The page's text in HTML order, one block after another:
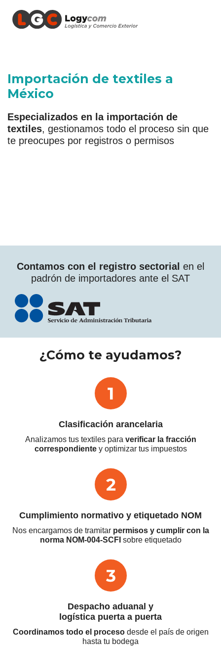
Importación de textiles a
México
Especializados en la importación de
textiles, gestionamos todo el proceso sin que
te preocupes por registros o permisos
Contamos con el registro sectorial en el
padrón de importadores ante el SAT
¿Cómo te ayudamos?
Clasificación arancelaria
Analizamos tus textiles para verificar la fracción
correspondientey optimizar tus impuestos
Cumplimiento normativo y etiquetado NOM
Nos encargamos de tramitar permisos y cumplir con la
norma NOM-004-SCFI sobre etiquetado
Despacho aduanal y
logística puerta a puerta
Coordinamos todo el procesodesde el país de origen
hasta tu bodega